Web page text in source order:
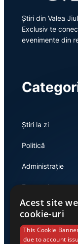
Știri din Valea
Exclusiv te
evenimente din
Știri la zi
Politică
Administrație
Economie
Link-uri
Acest site
cookie-uri
This Cookie
due to account